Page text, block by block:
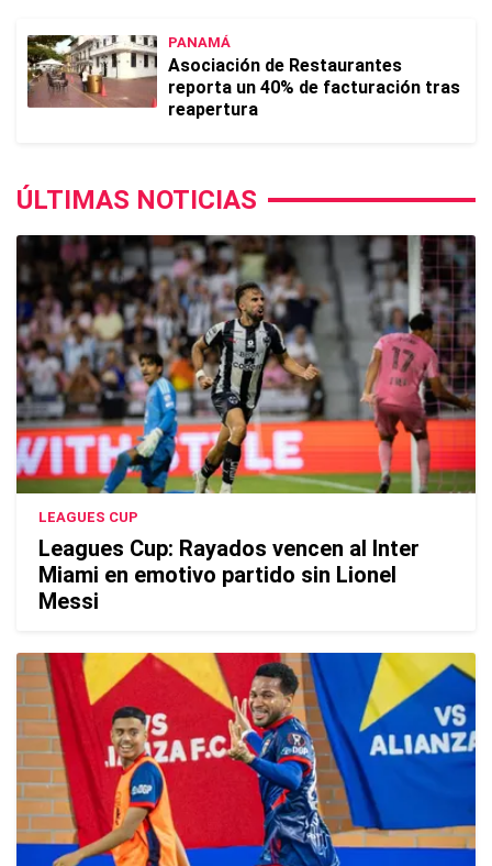
PANAMÁ
Asociación de Restaurantes
reporta un 40% de facturación tras
reapertura
ÚLTIMAS NOTICIAS
LEAGUES CUP
Leagues Cup: Rayados vencen al Inter
Miami en emotivo partido sin Lionel
Messi